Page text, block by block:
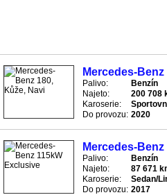
Mercedes-
Palivo:
Benzín
Najeto:
200 708
Karoserie:
Do provozu: 2020
Mercedes-
Palivo:
Benzín
Najeto:
87 671
Karoserie:
Sedan/
Do provozu: 2017